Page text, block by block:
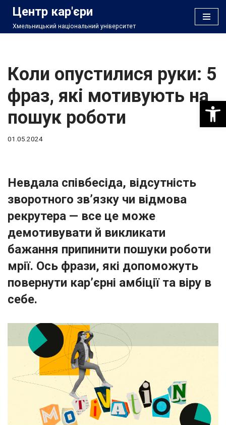
Перейти
Центр кар'єри
Хмельницький національний університет
Коли опустилися руки: 5
фраз, які мотивують на
пошук роботи
01.05.2024
Невдала співбесіда, відсутність
зворотного зв’язку чи відмова
рекрутера — все це може
демотивувати й викликати
бажання припинити пошуки роботи
мрії. Ось фрази, які допоможуть
повернути кар’єрні амбіції та віру в
себе.